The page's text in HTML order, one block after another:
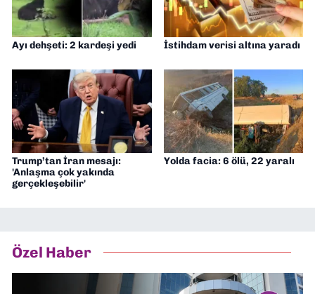
Ayı dehşeti: 2 kardeşi yedi İstihdam verisi altına yaradı
Trump’tan İran mesajı:
'Anlaşma çok yakında
gerçekleşebilir'
Yolda facia: 6 ölü, 22 yaralı
Özel Haber